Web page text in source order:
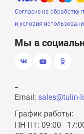
Согласие на обработку
и условия
Мы в
-
Email: sales@tulin-
График работы:
ПН-ПТ: 09:00 -